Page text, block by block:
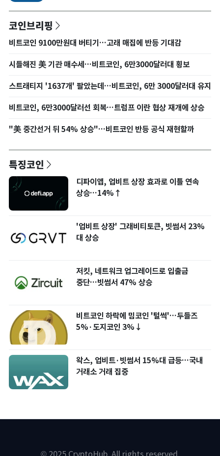
코인브리핑
비트코인 9100만원대 버티기…고래 매집에 반등 기대감
시들해진 美 기관 매수세…비트코인, 6만3000달러대 횡보
스트래티지 '1637개' 팔았는데…비트코인, 6만 3000달러대 유지
비트코인, 6만3000달러선 회복…트럼프 이란 협상 재개에 상승
"美 중간선거 뒤 54% 상승"…비트코인 반등 공식 재현할까
특징코인
디파이앱, 업비트 상장 효과로 이틀 연속
상승…14%↑
'업비트 상장' 그래비티토큰, 빗썸서 23%
대 상승
저킷, 네트워크 업그레이드로 입출금
중단…빗썸서 47% 상승
비트코인 하락에 밈코인 '털썩'…두들즈
5%·도지코인 3%↓
왁스, 업비트·빗썸서 15%대 급등…국내
거래소 거래 집중
© 2025 CryptoHub. All rights reserved.